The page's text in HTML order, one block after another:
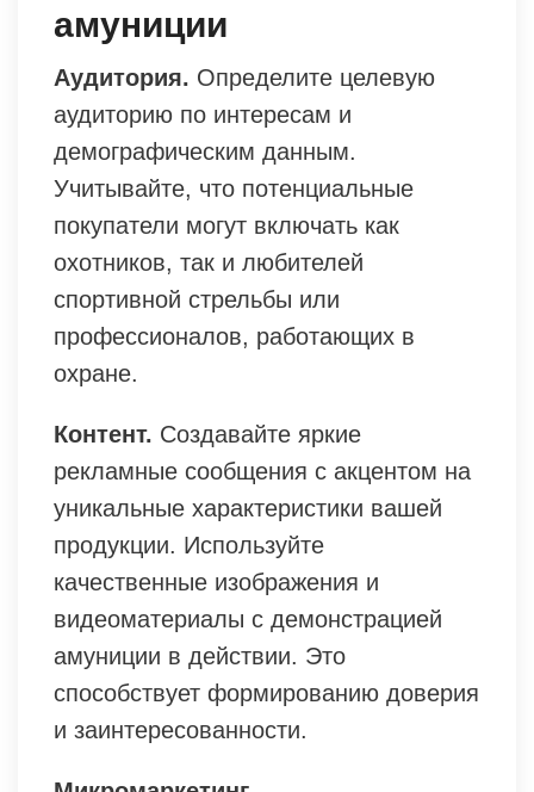
амуниции
Аудитория. Определите целевую
аудиторию по интересам и
демографическим данным.
Учитывайте, что потенциальные
покупатели могут включать как
охотников, так и любителей
спортивной стрельбы или
профессионалов, работающих в
охране.
Контент. Создавайте яркие
рекламные сообщения с акцентом на
уникальные характеристики вашей
продукции. Используйте
качественные изображения и
видеоматериалы с демонстрацией
амуниции в действии. Это
способствует формированию доверия
и заинтересованности.